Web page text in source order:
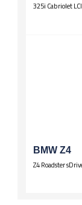
325i Cabriolet
BMW Z4
Z4 Roadster